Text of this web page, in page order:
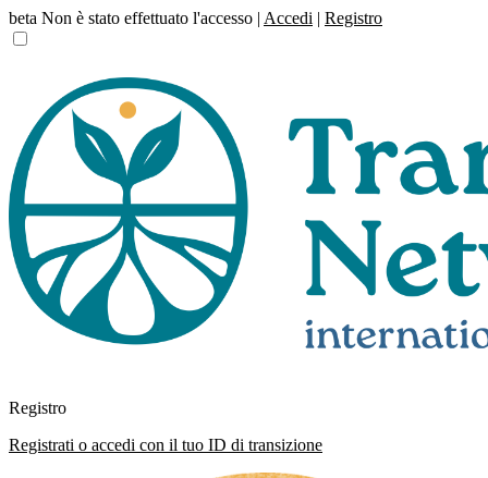
beta Non è stato effettuato l'accesso | Accedi | Registro
Registro
Registrati o accedi con il tuo ID di transizione